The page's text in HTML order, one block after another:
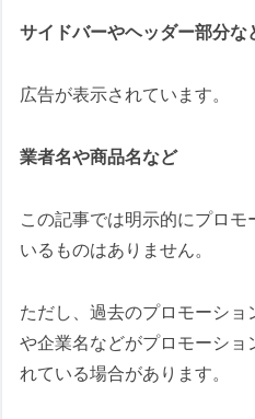
サイドバーやヘッダー部分な
広告が表示されています。
業者名や商品名など
この記事では明示的にプロ
いるものはありません。
ただし、過去のプロモーシ
や企業名などがプロモーショ
れている場合があります。